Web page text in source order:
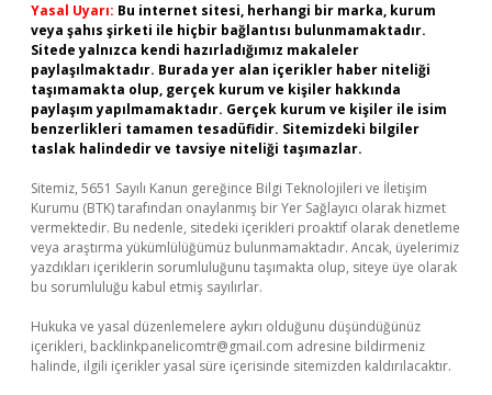
Yasal Uyarı: Bu internet sitesi, herhangi bir marka, kurum
veya şahıs şirketi ile hiçbir bağlantısı bulunmamaktadır.
Sitede yalnızca kendi hazırladığımız makaleler
paylaşılmaktadır. Burada yer alan içerikler haber niteliği
taşımamakta olup, gerçek kurum ve kişiler hakkında
paylaşım yapılmamaktadır. Gerçek kurum ve kişiler ile isim
benzerlikleri tamamen tesadüfidir. Sitemizdeki bilgiler
taslak halindedir ve tavsiye niteliği taşımazlar.
Sitemiz, 5651 Sayılı Kanun gereğince Bilgi Teknolojileri ve İletişim
Kurumu (BTK) tarafından onaylanmış bir Yer Sağlayıcı olarak hizmet
vermektedir. Bu nedenle, sitedeki içerikleri proaktif olarak denetleme
veya araştırma yükümlülüğümüz bulunmamaktadır. Ancak, üyelerimiz
yazdıkları içeriklerin sorumluluğunu taşımakta olup, siteye üye olarak
bu sorumluluğu kabul etmiş sayılırlar.
Hukuka ve yasal düzenlemelere aykırı olduğunu düşündüğünüz
içerikleri, backlinkpanelicomtr@gmail.com adresine bildirmeniz
halinde, ilgili içerikler yasal süre içerisinde sitemizden kaldırılacaktır.